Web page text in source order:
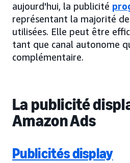
aujourd'hui, la publicité
représentant la majorité
utilisées. Elle peut être
tant que canal autonome
complémentaire.
La publicité
Amazon Ads
Publicités display